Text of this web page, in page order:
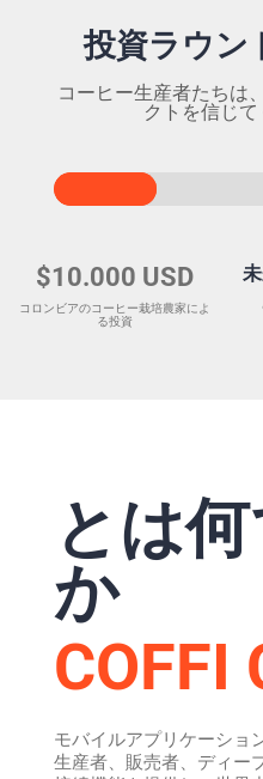
投資ラウン
コーヒー生産者たちは
クトを信じて
$10.000 USD
コロンビアのコーヒー栽培農家によ
る投資
とは
か
COFFI
モバイルアプリケーショ
生産者、販売者、ディー